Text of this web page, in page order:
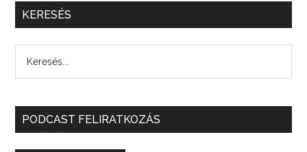
KERESÉS
PODCAST FELIRATKOZÁS